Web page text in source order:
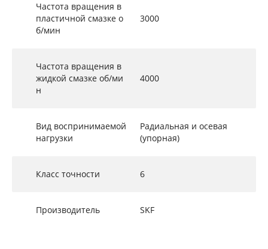
Частота вращения в
пластичной смазке о
б/мин
3000
Частота вращения в
жидкой смазке об/ми
н
4000
Вид воспринимаемой
нагрузки
Радиальная и осевая
(упорная)
Класс точности 6
Производитель SKF